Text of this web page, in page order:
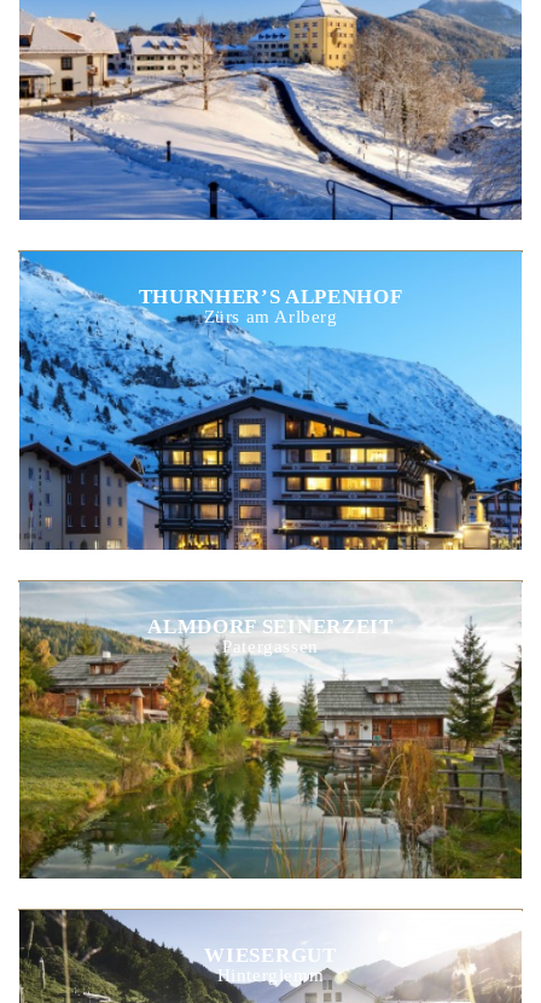
THURNHER’S ALPENHOF
Zürs am Arlberg
ALMDORF SEINERZEIT
Patergassen
WIESERGUT
Hinterglemm